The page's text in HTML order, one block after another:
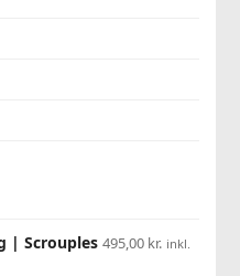
| Scrouples 495,00 kr. inkl.